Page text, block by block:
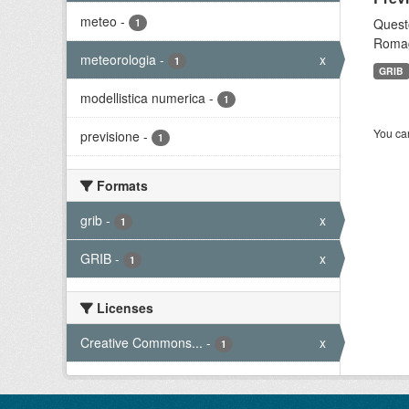
meteo - 1
meteorologia - 1 x
modellistica numerica - 1
previsione - 1
Formats
grib - 1 x
GRIB - 1 x
Licenses
Creative Commons... - 1 x
GRIB
You